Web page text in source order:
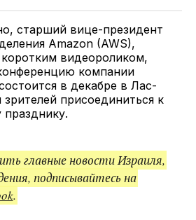
старший вице-президент
Amazon (AWS),
видеороликом,
компании
в декабре в Лас-
зрителей присоединиться к
празднику.
главные новости Израиля,
подписывайтесь на
.